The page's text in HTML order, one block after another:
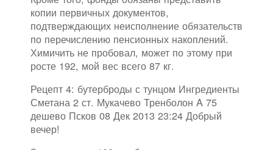
копии первичных документов,
подтверждающих неисполнение обязательств
по перечислению пенсионных накоплений.
Химичить не пробовал, может по этому при
росте 192, мой вес всего 87 кг.
Рецепт 4: бутерброды с тунцом Ингредиенты
Сметана 2 ст. Мукачево Тренболон A 75
дешево Псков 08 Дек 2013 23:24 Добрый
вечер!